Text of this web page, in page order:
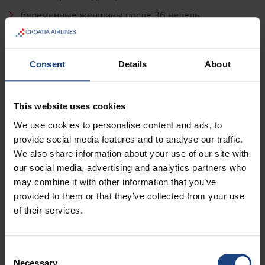
Consent Details About
This website uses cookies
We use cookies to personalise content and ads, to
provide social media features and to analyse our traffic.
We also share information about your use of our site with
our social media, advertising and analytics partners who
may combine it with other information that you’ve
provided to them or that they’ve collected from your use
of their services.
Necessary
беременные женщины после 36 недель
беременности
Special Assistance (MEDIF) Form
Формуляр надо послать в Установа за здравствэну
скрб "Профозич" (Трнйапска цэста 59, 10000 Загреб,
тел: +385 1 6310 824, факс: +385 1 6310 825,
электронная почта:medicina.rada@poliklinika-
profozic.hr) для заверения. Заполненный и заверенный
авиабилета и регистрации на рейс (check-in).